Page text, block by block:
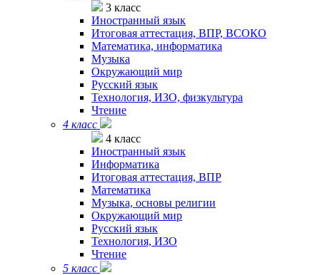
3 класс
Иностранный язык
Итоговая аттестация, ВПР, ВСОКО
Математика, информатика
Музыка
Окружающий мир
Русский язык
Технология, ИЗО, физкультура
Чтение
4 класс
4 класс
Иностранный язык
Информатика
Итоговая аттестация, ВПР
Математика
Музыка, основы религии
Окружающий мир
Русский язык
Технология, ИЗО
Чтение
5 класс